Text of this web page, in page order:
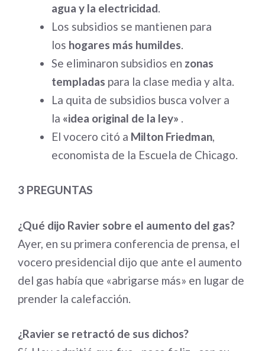
agua y la electricidad.
Los subsidios se mantienen para
los hogares más humildes.
Se eliminaron subsidios en zonas
templadas para la clase media y alta.
La quita de subsidios busca volver a
la «idea original de la ley» .
El vocero citó a Milton Friedman,
economista de la Escuela de Chicago.
3 PREGUNTAS
¿Qué dijo Ravier sobre el aumento del gas?
Ayer, en su primera conferencia de prensa, el
vocero presidencial dijo que ante el aumento
del gas había que «abrigarse más» en lugar de
prender la calefacción.
¿Ravier se retractó de sus dichos?